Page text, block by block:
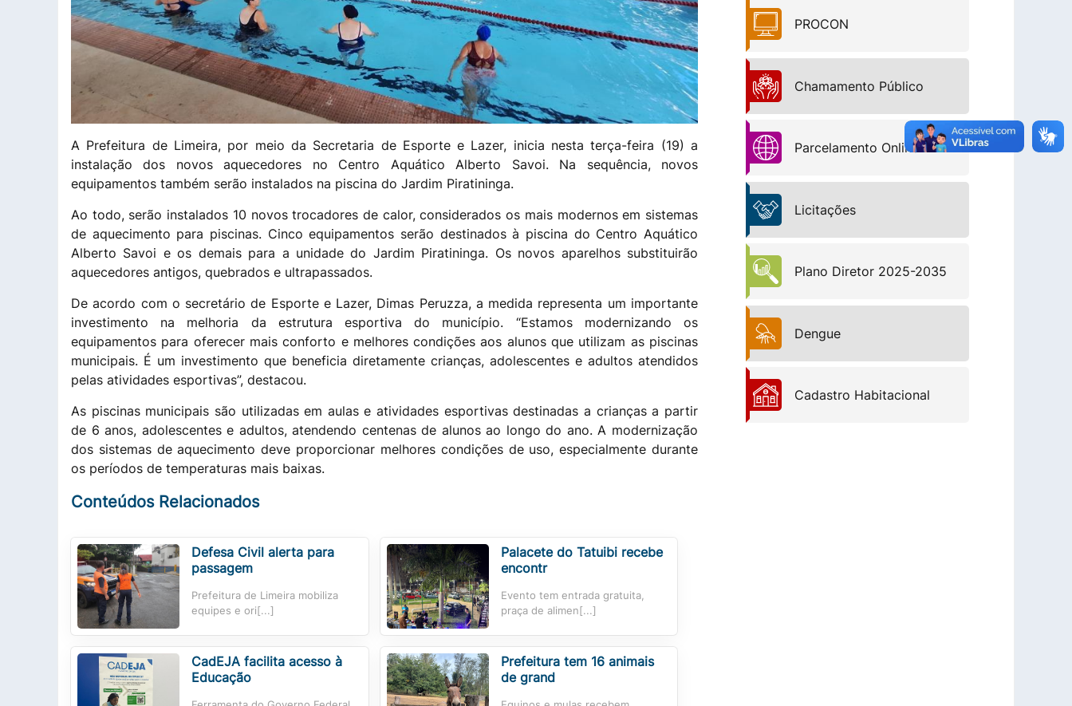
A Prefeitura de Limeira, por meio da Secretaria de Esporte e Lazer, inicia nesta terça-feira (19) a
instalação dos novos aquecedores no Centro Aquático Alberto Savoi. Na sequência, novos
equipamentos também serão instalados na piscina do Jardim Piratininga.
Ao todo, serão instalados 10 novos trocadores de calor, considerados os mais modernos em sistemas
de aquecimento para piscinas. Cinco equipamentos serão destinados à piscina do Centro Aquático
Alberto Savoi e os demais para a unidade do Jardim Piratininga. Os novos aparelhos substituirão
aquecedores antigos, quebrados e ultrapassados.
De acordo com o secretário de Esporte e Lazer, Dimas Peruzza, a medida representa um importante
investimento na melhoria da estrutura esportiva do município. “Estamos modernizando os
equipamentos para oferecer mais conforto e melhores condições aos alunos que utilizam as piscinas
municipais. É um investimento que beneficia diretamente crianças, adolescentes e adultos atendidos
pelas atividades esportivas”, destacou.
As piscinas municipais são utilizadas em aulas e atividades esportivas destinadas a crianças a partir
de 6 anos, adolescentes e adultos, atendendo centenas de alunos ao longo do ano. A modernização
dos sistemas de aquecimento deve proporcionar melhores condições de uso, especialmente durante
os períodos de temperaturas mais baixas.
Conteúdos Relacionados
Defesa Civil alerta para
passagem
Prefeitura de Limeira mobiliza
equipes e ori[...]
Palacete do Tatuibi recebe
encontr
Evento tem entrada gratuita,
praça de alimen[...]
CadEJA facilita acesso à
Educação
Prefeitura tem 16 animais
de grand
PROCON
Chamamento Público
Parcelamento Online
Licitações
Plano Diretor 2025-2035
Dengue
Cadastro Habitacional